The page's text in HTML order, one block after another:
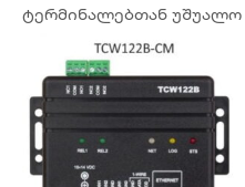
ტერმინალებთან უშუალო